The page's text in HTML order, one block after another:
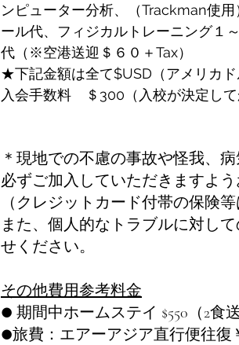
ンピューター分析、（Trackman使
ール代、フィジカルトレーニング１
代（※空港送迎＄６０＋Tax）
★下記金額は全て$USD（アメリカド
入会手数料　＄300（入校が決定し
＊現地での不慮の事故や怪我、
必ずご加入していただきますよう
（クレジットカード付帯の保険
また、個人的なトラブルに対し
せください。
その他費用参考料金
● 期間中ホームステイ $550（2食
●旅費：エアーアジア直行便往復